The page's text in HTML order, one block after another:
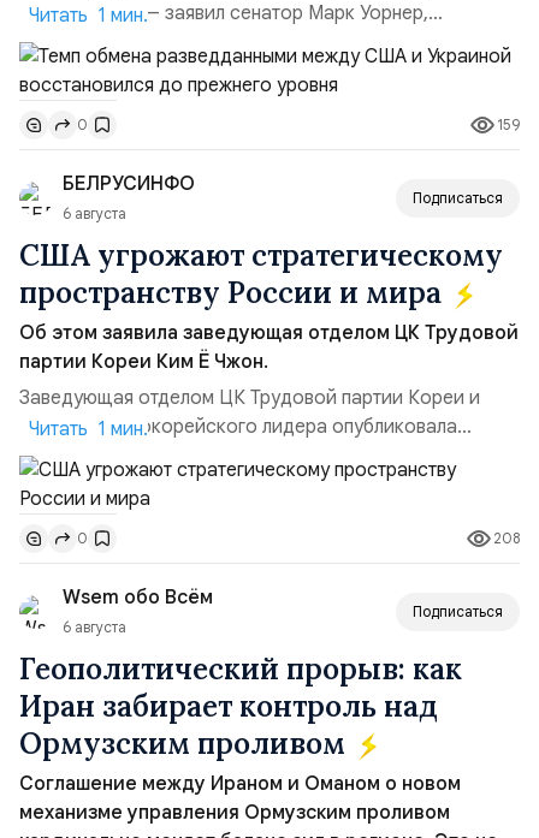
улучшилась», — заявил сенатор Марк Уорнер,
высокопоставленный член комитета по разведке,
добавив, что использование Украиной беспилотников и
ракет большой дальности позволило ей наносить
удары вглубь российской территории и укрепило её
позиции.Сотрудничество со стороны США стало
ключом к позитивному пов...
Читать 1 мин.
0 159
БЕЛРУСИНФО
6 августа
Подписаться
США угрожают стратегическому
пространству России и мира
Об этом заявила заведующая отделом ЦК Трудовой
партии Кореи Ким Ё Чжон.
Заведующая отделом ЦК Трудовой партии Кореи и
сестра северокорейского лидера опубликовала
заявление для прессы в ответ на проведение Токио
совместных с флотом США запусков крылатых ракет
Томагавк.«Япония отбросила обманчивую видимость
„исключительно оборонительной страны“ и выносит
вопрос о собственном ядерном вооружении на
всеобщее обозрение, одновреме...
Читать 1 мин.
0 208
Wsem обо Всём
6 августа
Подписаться
Геополитический прорыв: как
Иран забирает контроль над
Ормузским проливом
Соглашение между Ираном и Оманом о новом
механизме управления Ормузским проливом